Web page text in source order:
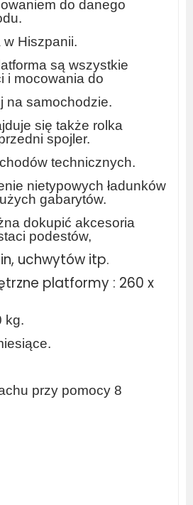
do danego
Hiszpanii.
są wszystkie
i mocowania do
na samochodzie.
się także rolka
spojler.
technicznych.
nietypowych ładunków
gabarytów.
dokupić akcesoria
podestów,
uchwytów itp.
platformy : 260 x
kg.
przy pomocy 8